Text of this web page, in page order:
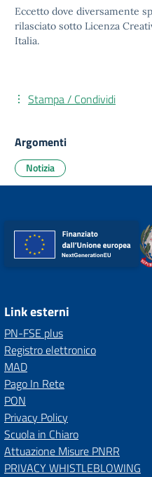
Eccetto dove diversamente
rilasciato sotto Licenza
Italia.
Stampa / Condividi
Argomenti
Notizia
Link esterni
PN-FSE plus
Registro elettronico
MAD
Pago In Rete
PON
Privacy Policy
Scuola in Chiaro
Attuazione Misure PNRR
PRIVACY WHISTLEBLOWING